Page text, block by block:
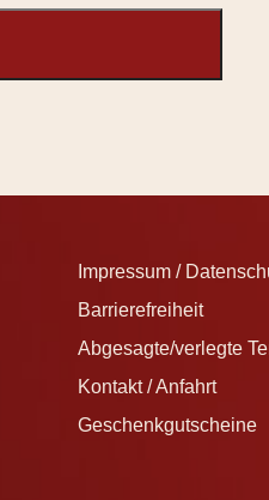
Impressum /
Barrierefreiheit
Abgesagte/verlegte
Kontakt / Anfahrt
Geschenkgutscheine